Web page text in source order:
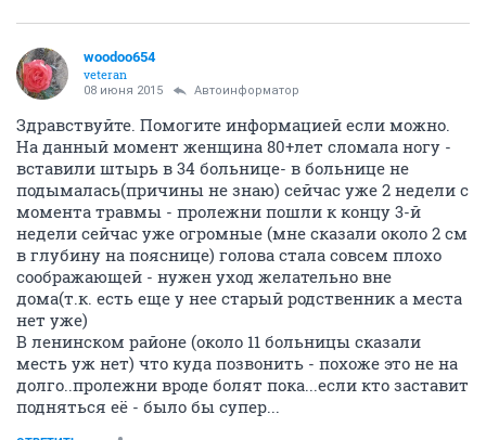
woodoo654
veteran
08 июня 2015 Автоинформатор
Здравствуйте. Помогите информацией если можно.
На данный момент женщина 80+лет сломала ногу -
вставили штырь в 34 больнице- в больнице не
подымалась(причины не знаю) сейчас уже 2 недели с
момента травмы - пролежни пошли к концу 3-й
недели сейчас уже огромные (мне сказали около 2 см
в глубину на пояснице) голова стала совсем плохо
соображающей - нужен уход желательно вне
дома(т.к. есть еще у нее старый родственник а места
нет уже)
В ленинском районе (около 11 больницы сказали
месть уж нет) что куда позвонить - похоже это не на
долго..пролежни вроде болят пока...если кто заставит
подняться её - было бы супер...